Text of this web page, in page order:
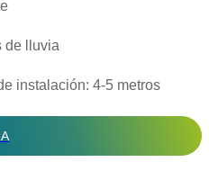
de lluvia
instalación: 4-5 metros